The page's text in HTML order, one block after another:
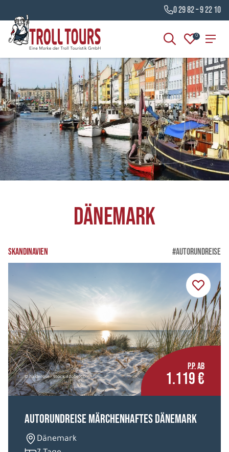
0 29 82 – 9 22 10
0
Dänemark
SKANDINAVIEN #AUTORUNDREISE
© haiderose - stock.adobe.com
P.P. AB
1.119 €
Autorundreise Märchenhaftes Dänemark
Dänemark